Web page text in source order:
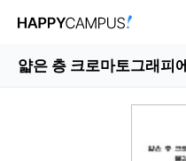
얇은 층 크로마토그래피